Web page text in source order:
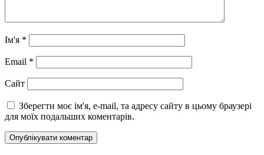
Ім'я *
Email *
Сайт
Зберегти моє ім'я, e-mail, та адресу сайту в цьому браузері
для моїх подальших коментарів.